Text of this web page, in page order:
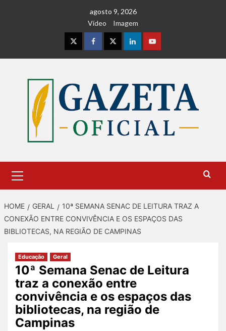
agosto 9, 2026
Vídeo
Imagem
InstagramFacebookTwitterLinkedinYoutube
Menu
HOME GERAL
10ª SEMANA SENAC DE LEITURA TRAZ A
CONEXÃO ENTRE CONVIVÊNCIA E OS ESPAÇOS DAS
BIBLIOTECAS, NA REGIÃO DE CAMPINAS
Educação Geral
10ª Semana Senac de Leitura
traz a conexão entre
convivência e os espaços das
bibliotecas, na região de
Campinas